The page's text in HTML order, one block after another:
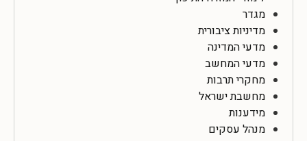
מגדר
מדיניות ציבורית
מדעי המדינה
מדעי המחשב
מחקרי תרבות
מחשבת ישראל
מידענות
מנהל עסקים